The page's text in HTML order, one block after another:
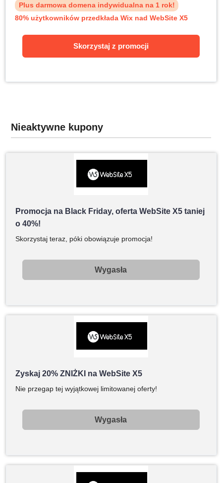
Plus darmowa domena indywidualna na 1 rok!
80% użytkowników przedkłada Wix nad WebSite X5
Skorzystaj z promocji
Nieaktywne kupony
Promocja na Black Friday, oferta WebSite X5 taniej
o 40%!
Skorzystaj teraz, póki obowiązuje promocja!
Wygasła
Zyskaj 20% ZNIŻKI na WebSite X5
Nie przegap tej wyjątkowej limitowanej oferty!
Wygasła